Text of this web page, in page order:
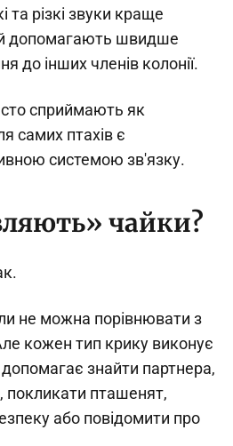
та різкі звуки краще
допомагають швидше
до інших членів колонії.
сприймають як
самих птахів є
системою зв'язку.
чайки?
не можна порівнювати з
кожен тип крику виконує
знайти партнера,
покликати пташенят,
або повідомити про